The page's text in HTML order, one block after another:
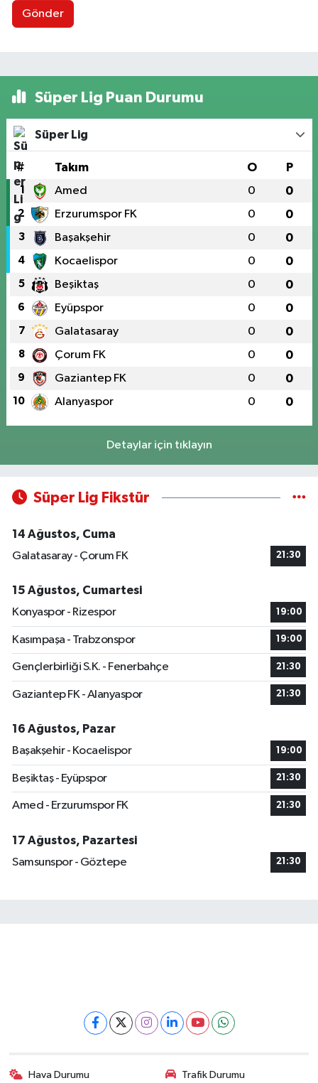
Gönder
Süper Lig Puan Durumu
Süper Lig
# Takım O P
1 Amed 0 0
2 Erzurumspor FK 0 0
3 Başakşehir 0 0
4 Kocaelispor 0 0
5 Beşiktaş 0 0
6 Eyüpspor 0 0
7 Galatasaray 0 0
8 Çorum FK 0 0
9 Gaziantep FK 0 0
10 Alanyaspor 0 0
Detaylar için tıklayın
Süper Lig Fikstür
14 Ağustos, Cuma
Galatasaray - Çorum FK
21:30
15 Ağustos, Cumartesi
Konyaspor - Rizespor
19:00
Kasımpaşa - Trabzonspor 19:00
Gençlerbirliği S.K. - Fenerbahçe 21:30
Gaziantep FK - Alanyaspor 21:30
16 Ağustos, Pazar
Başakşehir - Kocaelispor
19:00
Beşiktaş - Eyüpspor 21:30
Amed - Erzurumspor FK 21:30
17 Ağustos, Pazartesi
Samsunspor - Göztepe
21:30
Hava Durumu Trafik Durumu